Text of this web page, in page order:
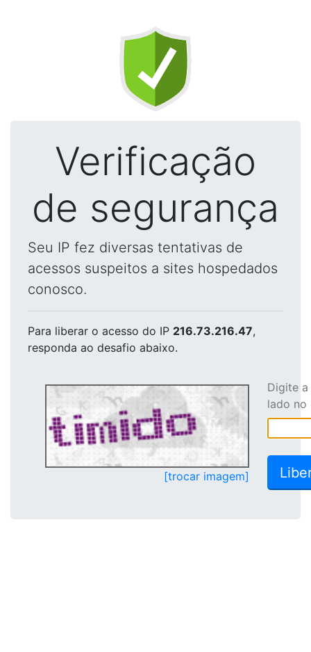
Verificação
de segurança
Seu IP fez diversas tentativas de
acessos suspeitos a sites hospedados
conosco.
Para liberar o acesso do IP 216.73.216.47,
responda ao desafio abaixo.
[trocar imagem]
Digite
lado no